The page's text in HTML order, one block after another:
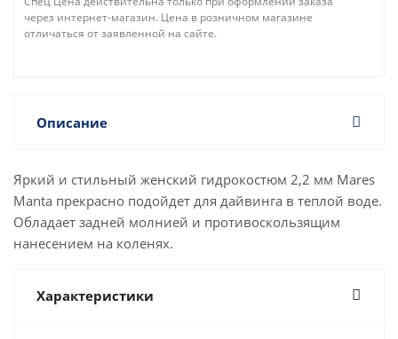
через интернет-магазин. Цена в розничном магазине
отличаться от заявленной на сайте.
Описание
Яркий и стильный женский гидрокостюм 2,2 мм Mares
Manta прекрасно подойдет для дайвинга в теплой воде.
Обладает задней молнией и противоскользящим
нанесением на коленях.
Характеристики